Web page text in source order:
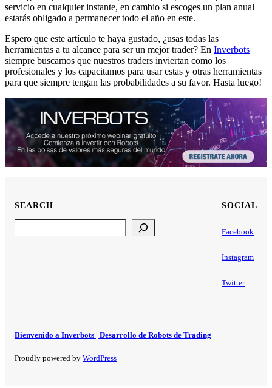
servicio en cualquier instante, en cambio si escoges un plan anual
estarás obligado a permanecer todo el año en este.
Espero que este artículo te haya gustado, ¿usas todas las
herramientas a tu alcance para ser un mejor trader? En Inverbots
siempre buscamos que nuestros traders inviertan como los
profesionales y los capacitamos para usar estas y otras herramientas
para que siempre tengan las probabilidades a su favor. Hasta luego!
SEARCH SOCIAL
Facebook
Instagram
Twitter
Bienvenido a Inverbots | Desarrollo de Robots de Trading
Proudly powered by WordPress